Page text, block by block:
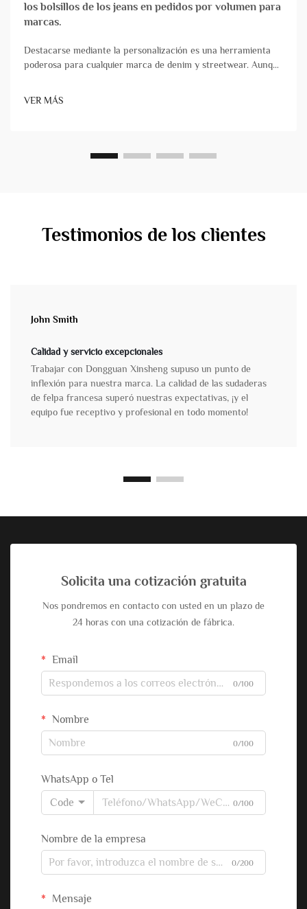
los bolsillos de los jeans en pedidos por volumen para
marcas.
Destacarse mediante la personalización es una herramienta
poderosa para cualquier marca de denim y streetwear. Aunque
marcas en prendas de streetwear y denim mediante diseños
únicos de bolsillos sigue siendo uno de los métodos más
VER MÁS
Testimonios de los clientes
John Smith
Calidad y servicio excepcionales
Trabajar con Dongguan Xinsheng supuso un punto de
inflexión para nuestra marca. La calidad de las sudaderas
de felpa francesa superó nuestras expectativas, ¡y el
equipo fue receptivo y profesional en todo momento!
Solicita una cotización gratuita
Nos pondremos en contacto con usted en un plazo de
24 horas con una cotización de fábrica.
Email
0/100
Nombre
0/100
WhatsApp o Tel
Code
0/100
Nombre de la empresa
0/200
Mensaje